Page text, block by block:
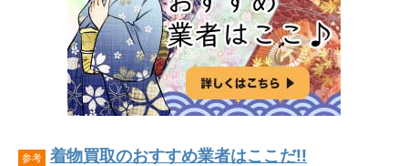
参考 着物買取のおすすめ業者はここだ!!